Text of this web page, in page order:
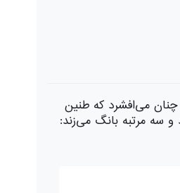
می‌ا‌فشرد که طنین
سه مرتبه بانگ می‌زند: